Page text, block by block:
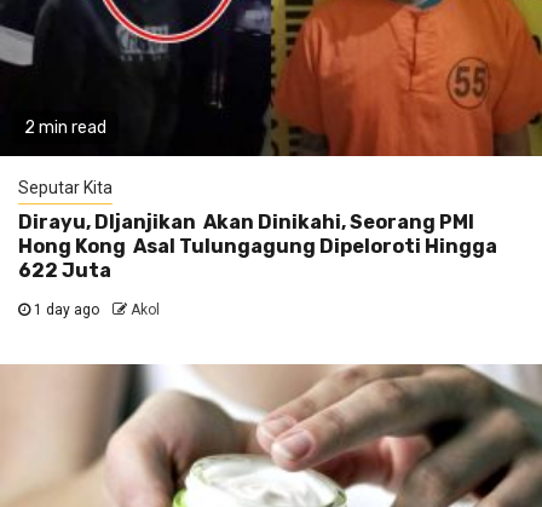
2 min read
Seputar Kita
Dirayu, DIjanjikan Akan Dinikahi, Seorang PMI
Hong Kong Asal Tulungagung Dipeloroti Hingga
622 Juta
1 day ago Akol